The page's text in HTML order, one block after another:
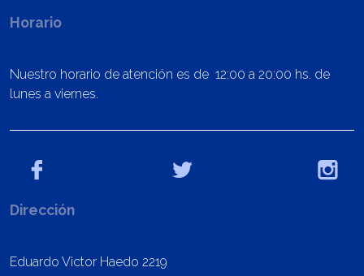
Horario
Nuestro horario de atención es de 12:00 a 20:00 hs. de
lunes a viernes.
Dirección
Eduardo Victor Haedo 2219